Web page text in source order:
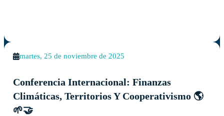
martes, 25 de noviembre de 2025
Conferencia Internacional: Finanzas
Climáticas, Territorios Y Cooperativismo 🌎
🌱🤝